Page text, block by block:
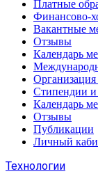
Платные
Финансово-
Вакантные
Отзывы
Календарь
Организация
Стипендии
Календарь
Отзывы
Публикации
Личный
Технологии